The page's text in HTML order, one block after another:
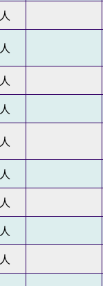
人
人
人
人
人
人
人
人
人